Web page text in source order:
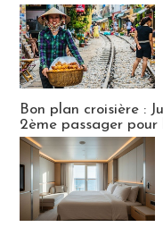
Bon plan croisière :
2ème passager